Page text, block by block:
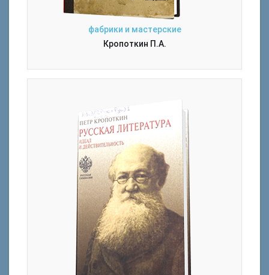
фабрики и мастерские
Кропоткин П.А.